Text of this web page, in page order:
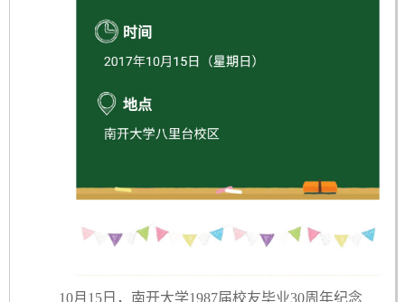
10月15日，南开大学1987届校友毕业30周年纪念